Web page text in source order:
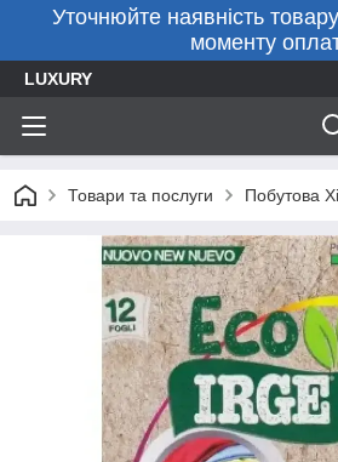
Уточнюйте наявність
моменту
LUXURY
Товари та послуги Побутова